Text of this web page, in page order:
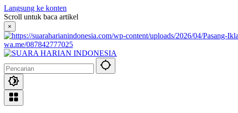
Langsung ke konten
Scroll untuk baca artikel
×
wa.me/087842777025